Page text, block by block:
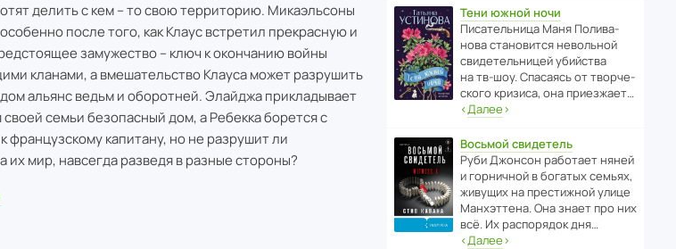
делить с кем – то свою территорию. Микаэльсоны
после того, как Клаус встретил прекрасную и
замужество – ключ к окончанию войны
кланами, а вмешательство Клауса может разрушить
альянс ведьм и оборотней. Элайджа прикладывает
семьи безопасный дом, а Ребекка борется с
французскому капитану, но не разрушит ли
их мир, навсегда разведя в разные стороны?
Тени южной ночи
Писа­тель­ница Маня Поли­ва­
нова стано­вится невольной
свиде­тель­ницей убийства
на тв-шоу. Спасаясь от твор­че­
с­кого кризиса, она приезжает…
‹Далее›
Восьмой свидетель
Руби Джонсон рабо­тает няней
и горни­чной в богатых семьях,
живущих на прес­ти­жной улице
Манх­эт­тена. Она знает про них
всё. Их распо­рядок дня…
‹Далее›